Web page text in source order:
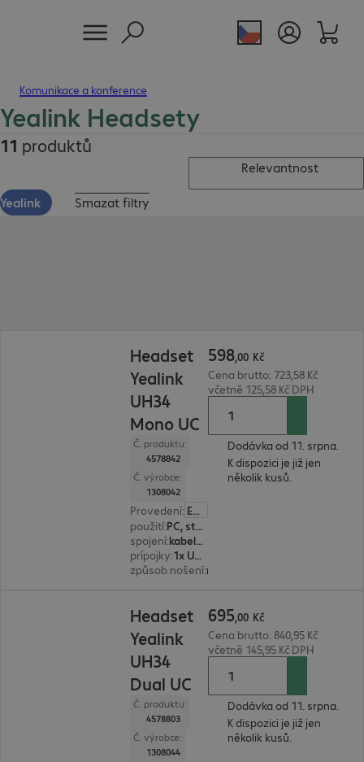
Komunikace a konference
Yealink Headsety
11 produktů
Relevantnost
Yealink Smazat filtry
Headset
Yealink
UH34
Mono UC
Č. produktu:
4578842
Č. výrobce:
1308042
Provedení:
Evropa
použití:
PC, stolní telefon, notebook
spojení:
kabelové
prípojky:
1x USB typ A
způsob nošení:
598,00 Kč
Cena brutto: 723,58 Kč
včetně 125,58 Kč DPH
Dodávka od 11. srpna.
K dispozici je již jen
několik kusů.
Headset
Yealink
UH34
Dual UC
Č. produktu:
4578803
Č. výrobce:
1308044
695,00 Kč
Cena brutto: 840,95 Kč
včetně 145,95 Kč DPH
Dodávka od 11. srpna.
K dispozici je již jen
několik kusů.